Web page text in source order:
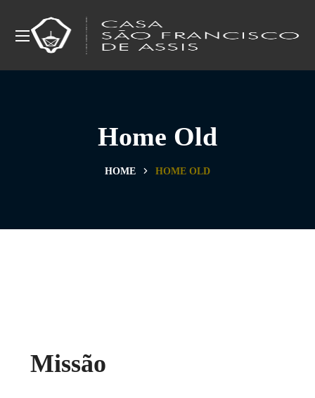
Home Old
HOME HOME OLD
Missão